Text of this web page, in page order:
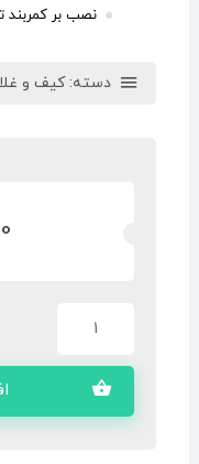
نصب بر کمربند
دسته:کیف و